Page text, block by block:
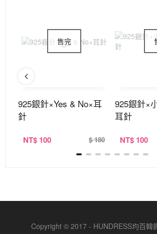
925銀針×Yes & No×耳
針
NT$ 100 $ 180
925銀針×
耳針
NT$ 100
Copyright © 2017 - HUNDRESS均百韓